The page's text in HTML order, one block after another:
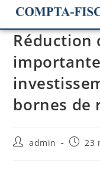
Réduction
bornes de
admin 23